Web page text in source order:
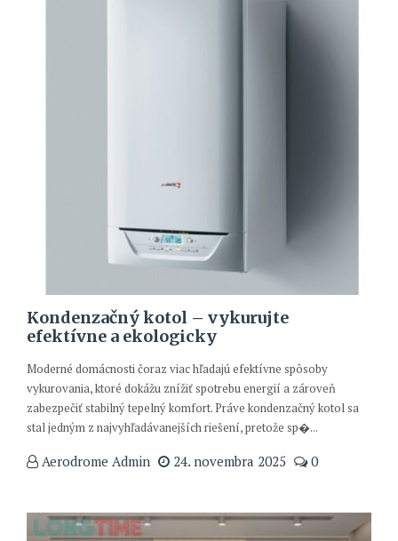
Kondenzačný kotol – vykurujte
efektívne a ekologicky
Moderné domácnosti čoraz viac hľadajú efektívne spôsoby
vykurovania, ktoré dokážu znížiť spotrebu energií a zároveň
zabezpečiť stabilný tepelný komfort. Práve kondenzačný kotol sa
stal jedným z najvyhľadávanejších riešení, pretože sp�...
Aerodrome Admin 24. novembra 2025 0